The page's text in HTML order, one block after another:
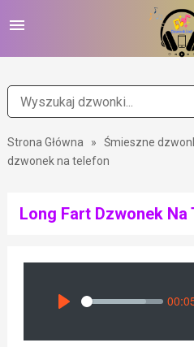
Strona Główna » Śmieszne
dzwonek na telefon
Long Fart Dzwonek
Seek